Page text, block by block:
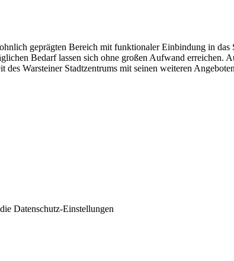
geprägten Bereich mit funktionaler Einbindung in
Bedarf lassen sich ohne großen Aufwand
Warsteiner Stadtzentrums mit seinen weiteren
Datenschutz-Einstellungen